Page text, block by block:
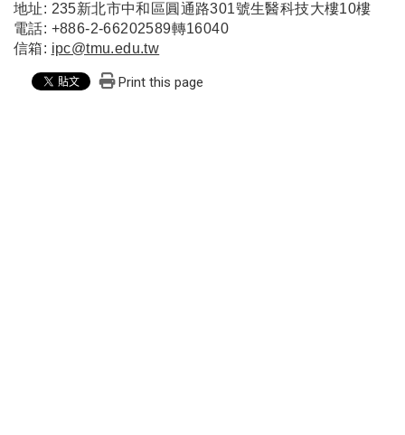
地址: 235新北市中和區圓通路301號生醫科技大樓10樓
電話: +886-2-66202589轉16040
信箱: ipc@tmu.edu.tw
Print this page